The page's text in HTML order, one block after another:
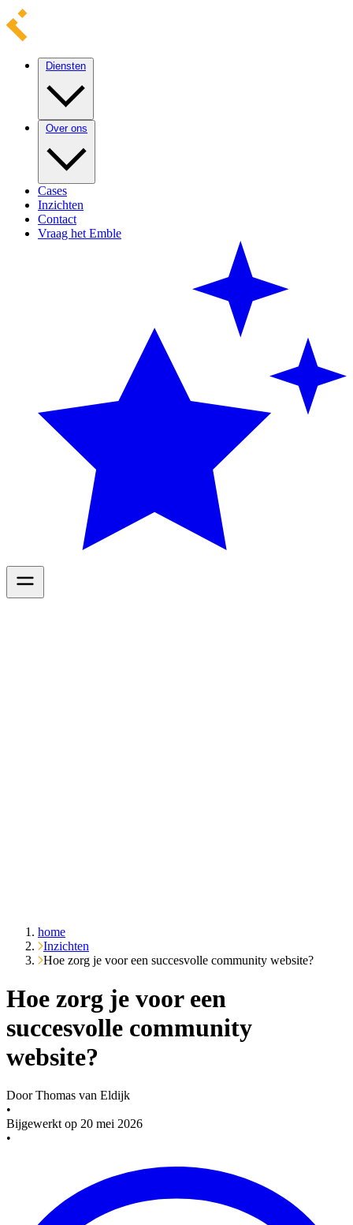
Diensten
Over ons
Cases
Inzichten
Contact
Vraag het Emble
home
Inzichten
Hoe zorg je voor een succesvolle community website?
Hoe zorg je voor een
succesvolle community
website?
Door Thomas van Eldijk
•
Bijgewerkt op 20 mei 2026
•